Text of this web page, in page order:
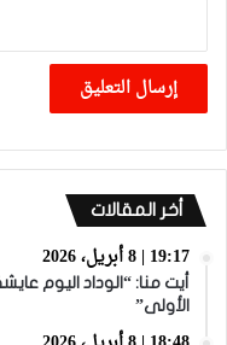
أخر المقالات
19:17 | 8 أبريل، 2026
الأولى”